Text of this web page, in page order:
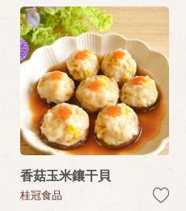
香菇玉米鑲干貝
桂冠食品